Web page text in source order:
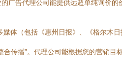
广告代理公司能提供远超单纯询价的
媒体（包括《惠州日报》、《格尔木
合传播”。代理公司能根据您的营销